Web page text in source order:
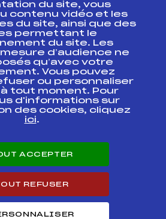
fédéral
Formation, Suivi
du site, vous
contenu vidéo et les
du site, ainsi que des
permettant le
du site. Les
d’audience ne
qu’avec votre
Vous pouvez
ou personnaliser
tout moment. Pour
d'informations sur
des cookies, cliquez
ici.
ACCEPTER
REFUSER